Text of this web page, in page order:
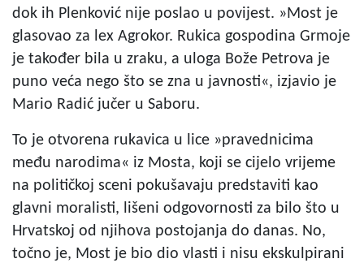
dok ih Plenković nije poslao u povijest. »Most je
glasovao za lex Agrokor. Rukica gospodina Grmoje
je također bila u zraku, a uloga Bože Petrova je
puno veća nego što se zna u javnosti«, izjavio je
Mario Radić jučer u Saboru.
To je otvorena rukavica u lice »pravednicima
među narodima« iz Mosta, koji se cijelo vrijeme
na političkoj sceni pokušavaju predstaviti kao
glavni moralisti, lišeni odgovornosti za bilo što u
Hrvatskoj od njihova postojanja do danas. No,
točno je, Most je bio dio vlasti i nisu ekskulpirani